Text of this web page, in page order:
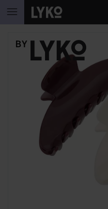
SIIRTYÄ JHK SISÄLTÖÖN